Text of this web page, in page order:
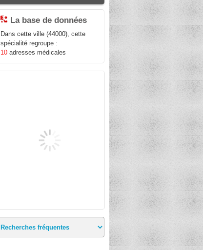
La base de données
Dans cette ville (44000), cette
spécialité regroupe :
10 adresses médicales